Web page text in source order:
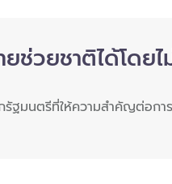
ช่วยชาติได้โดย
ฐมนตรีที่ให้ความสำคัญต่อ